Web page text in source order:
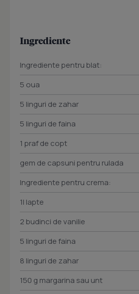
Ingrediente
Ingrediente pentru blat:
5 oua
5 linguri de zahar
5 linguri de faina
1 praf de copt
gem de capsuni pentru rulada
Ingrediente pentru crema:
1l lapte
2 budinci de vanilie
5 linguri de faina
8 linguri de zahar
150 g margarina sau unt